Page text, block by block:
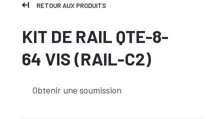
RETOUR AUX PRODUITS
KIT DE RAIL QTE-8-
64 VIS (RAIL-C2)
Obtenir une soumission